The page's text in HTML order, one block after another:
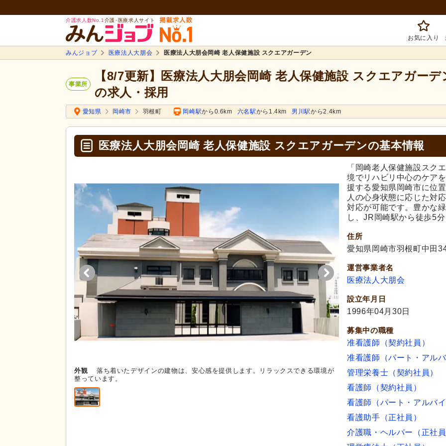
介護求人数No.1 介護･医療求人サイト
お気に入り
みんジョブ 医療法人大朋会 医療法人大朋会岡崎 老人保健施設 スクエアガーデン
事業所
【8/7更新】医療法人大朋会岡崎 老人保健施設 スクエアガーデ
の求人・採用
愛知県 岡崎市 羽根町 岡崎駅から0.6km 六名駅から1.4km 男川駅から2.4km
医療法人大朋会岡崎 老人保健施設 スクエアガーデンの基本情報
外観
落ち着いたデザインの建物は、安心感を提供します。リラックスできる環境が
整っています。
「岡崎老人保健施設スク
境でリハビリ中心のケア
援する愛知県岡崎市に位
人の心身状態に応じた対
対応が可能です。豊かな
し、JR岡崎駅から徒歩5
住所
愛知県岡崎市羽根町中田
運営事業者名
医療法人大朋会
設立年月日
1996年04月30日
募集中の職種
准看護師（契約社員）
准看護師（パート・アルバ
管理栄養士（契約社員）
看護師（契約社員）
看護師（パート・アルバイ
看護助手（正社員）
介護職・ヘルパー（正社員